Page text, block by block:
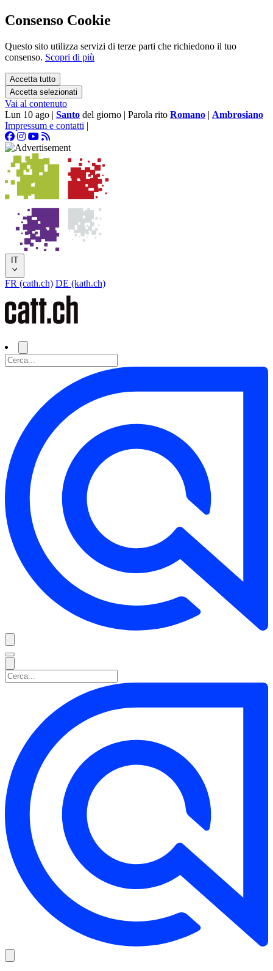
Consenso Cookie
Questo sito utilizza servizi di terze parti che richiedono il tuo
consenso. Scopri di più
Accetta tutto
Accetta selezionati
Vai al contenuto
Lun 10 ago | Santo del giorno | Parola rito Romano | Ambrosiano
Impressum e contatti |
IT
FR (cath.ch) DE (kath.ch)